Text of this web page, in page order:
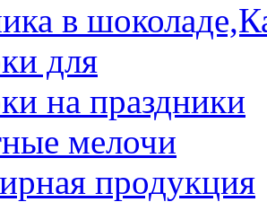
в
для
на праздники
мелочи
продукция